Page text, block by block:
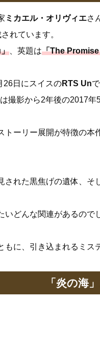
ミカエル・オリヴィエさ
れています。
、英題は「The
26日にスイスのRTS Un
撮影から2年後の2017年
トーリー展開が特徴の
された黒焦げの遺体、
どんな関連があるので
に、引き込まれるミス
「炎の海